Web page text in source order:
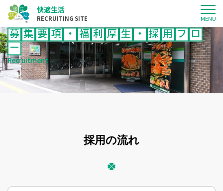
快適生活
RECRUITING SITE
快適生活について
仕事について
募 集 要 項 ・ 福 利 厚 生 ・ 採 用 フ ロ
ー
Recruitment
採用の流れ